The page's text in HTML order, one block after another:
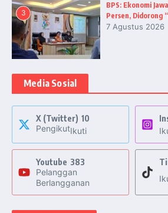
3
BPS: Ekonomi
Persen, Didorong
7 Agustus 2026
Media Sosial
X (Twitter) 10
PengikutIkuti
Youtube 383
Pelanggan
Berlangganan